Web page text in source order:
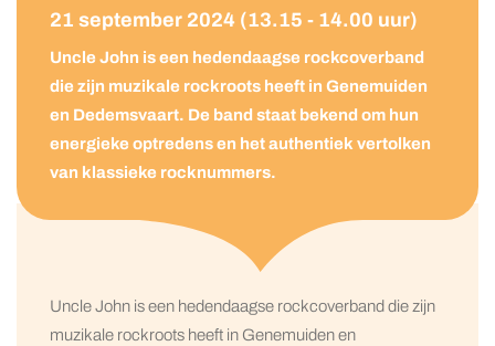
21 september 2024 (13.15 - 14.00 uur)
Uncle John is een hedendaagse rockcoverband
die zijn muzikale rockroots heeft in Genemuiden
en Dedemsvaart. De band staat bekend om hun
energieke optredens en het authentiek vertolken
van klassieke rocknummers.
Uncle John is een hedendaagse rockcoverband die zijn
muzikale rockroots heeft in Genemuiden en